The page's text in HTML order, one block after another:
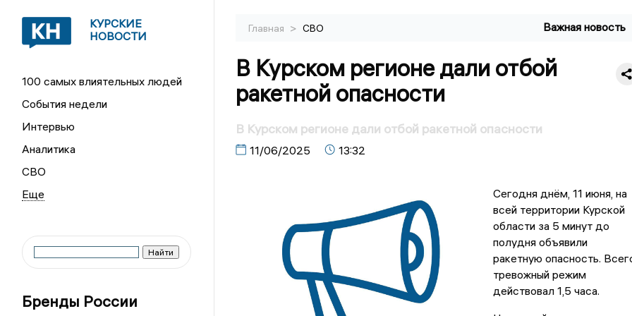
КУРСКИЕ
НОВОСТИ
100 самых влиятельных людей
События недели
Интервью
Аналитика
СВО
Бренды России
Главная > СВО Важная новость
В Курском регионе дали отбой
ракетной опасности
В Курском регионе дали отбой ракетной опасности
11/06/2025 13:32
Сегодня днём, 11 июня, на
всей территории Курской
области за 5 минут до
полудня объявили
ракетную опасность.
тревожный режим
действовал 1,5 часа.